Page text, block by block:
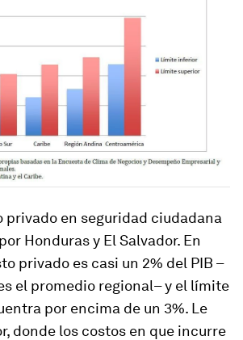
privado en seguridad ciudadana
Honduras y El Salvador. En
privado es casi un 2% del PIB –
el promedio regional– y el límite
por encima de un 3%. Le
donde los costos en que incurre